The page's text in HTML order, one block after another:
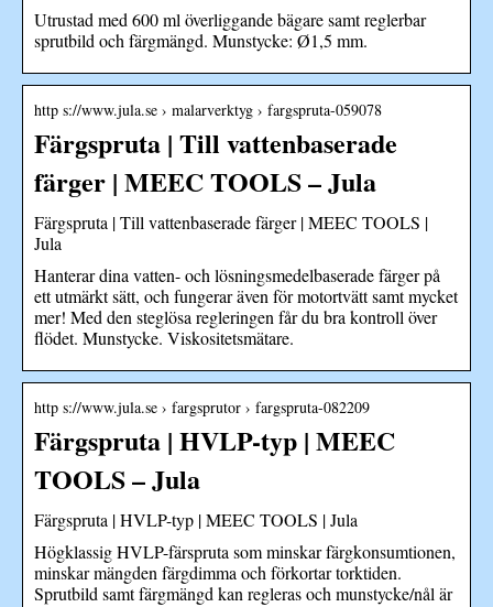
Utrustad med 600 ml överliggande bägare samt reglerbar
sprutbild och färgmängd. Munstycke: Ø1,5 mm.
http s://www.jula.se › malarverktyg › fargspruta-059078
Färgspruta | Till vattenbaserade
färger | MEEC TOOLS – Jula
Färgspruta | Till vattenbaserade färger | MEEC TOOLS |
Jula
Hanterar dina vatten- och lösningsmedelbaserade färger på
ett utmärkt sätt, och fungerar även för motortvätt samt mycket
mer! Med den steglösa regleringen får du bra kontroll över
flödet. Munstycke. Viskositetsmätare.
http s://www.jula.se › fargsprutor › fargspruta-082209
Färgspruta | HVLP-typ | MEEC
TOOLS – Jula
Färgspruta | HVLP-typ | MEEC TOOLS | Jula
Högklassig HVLP-färspruta som minskar färgkonsumtionen,
minskar mängden färgdimma och förkortar torktiden.
Sprutbild samt färgmängd kan regleras och munstycke/nål är